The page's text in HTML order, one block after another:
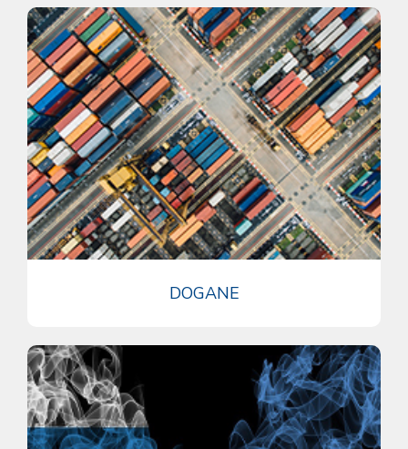
DOGANE